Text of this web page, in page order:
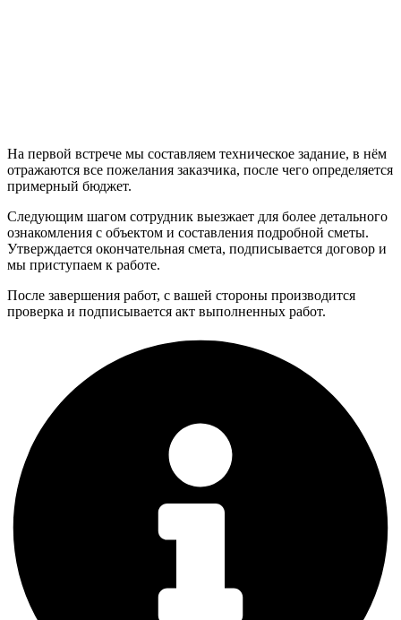
На первой встрече мы составляем техническое задание, в нём
отражаются все пожелания заказчика, после чего определяется
примерный бюджет.
Следующим шагом сотрудник выезжает для более детального
ознакомления с объектом и составления подробной сметы.
Утверждается окончательная смета, подписывается договор и
мы приступаем к работе.
После завершения работ, с вашей стороны производится
проверка и подписывается акт выполненных работ.